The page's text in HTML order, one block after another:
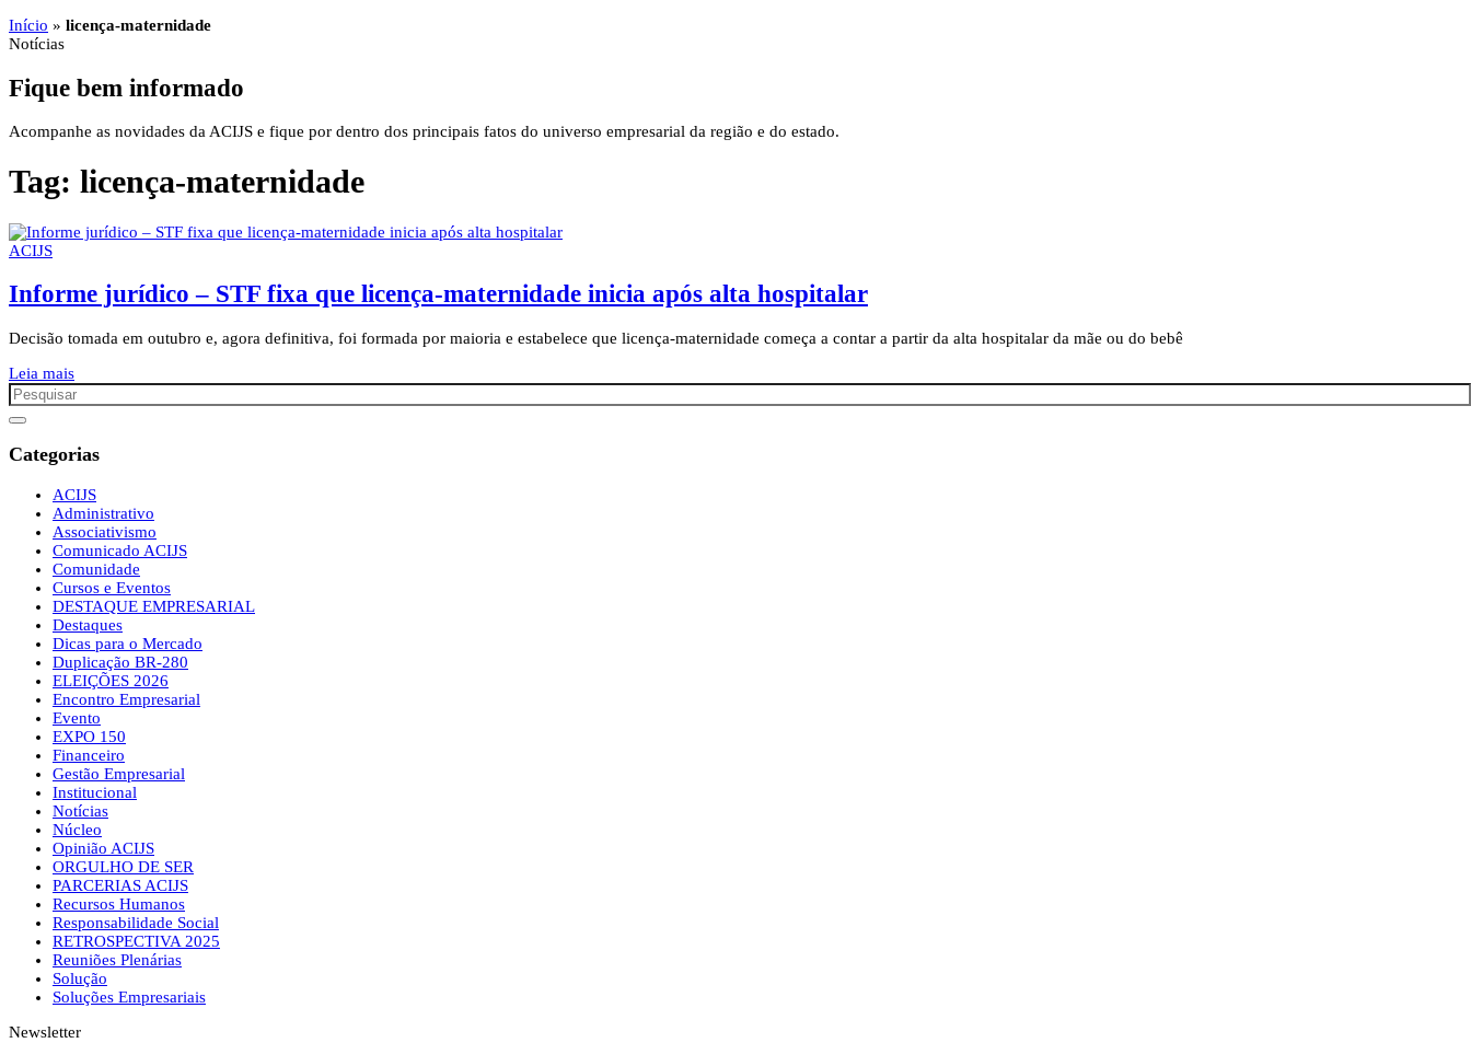
Início » licença-maternidade
Notícias
Fique bem informado
Acompanhe as novidades da ACIJS e fique por dentro dos principais fatos do universo empresarial da região e do estado.
Tag: licença-maternidade
ACIJS
Informe jurídico – STF fixa que licença-maternidade inicia após alta hospitalar
Decisão tomada em outubro e, agora definitiva, foi formada por maioria e estabelece que licença-maternidade começa a contar a partir da alta hospitalar da mãe ou do bebê
Leia mais
Categorias
ACIJS
Administrativo
Associativismo
Comunicado ACIJS
Comunidade
Cursos e Eventos
DESTAQUE EMPRESARIAL
Destaques
Dicas para o Mercado
Duplicação BR-280
ELEIÇÕES 2026
Encontro Empresarial
Evento
EXPO 150
Financeiro
Gestão Empresarial
Institucional
Notícias
Núcleo
Opinião ACIJS
ORGULHO DE SER
PARCERIAS ACIJS
Recursos Humanos
Responsabilidade Social
RETROSPECTIVA 2025
Reuniões Plenárias
Solução
Soluções Empresariais
Newsletter